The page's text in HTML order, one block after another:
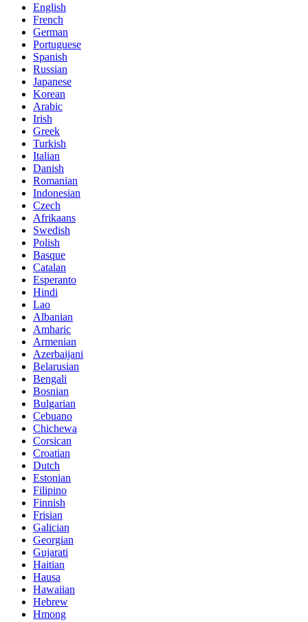
English
French
German
Portuguese
Spanish
Russian
Japanese
Korean
Arabic
Irish
Greek
Turkish
Italian
Danish
Romanian
Indonesian
Czech
Afrikaans
Swedish
Polish
Basque
Catalan
Esperanto
Hindi
Lao
Albanian
Amharic
Armenian
Azerbaijani
Belarusian
Bengali
Bosnian
Bulgarian
Cebuano
Chichewa
Corsican
Croatian
Dutch
Estonian
Filipino
Finnish
Frisian
Galician
Georgian
Gujarati
Haitian
Hausa
Hawaiian
Hebrew
Hmong